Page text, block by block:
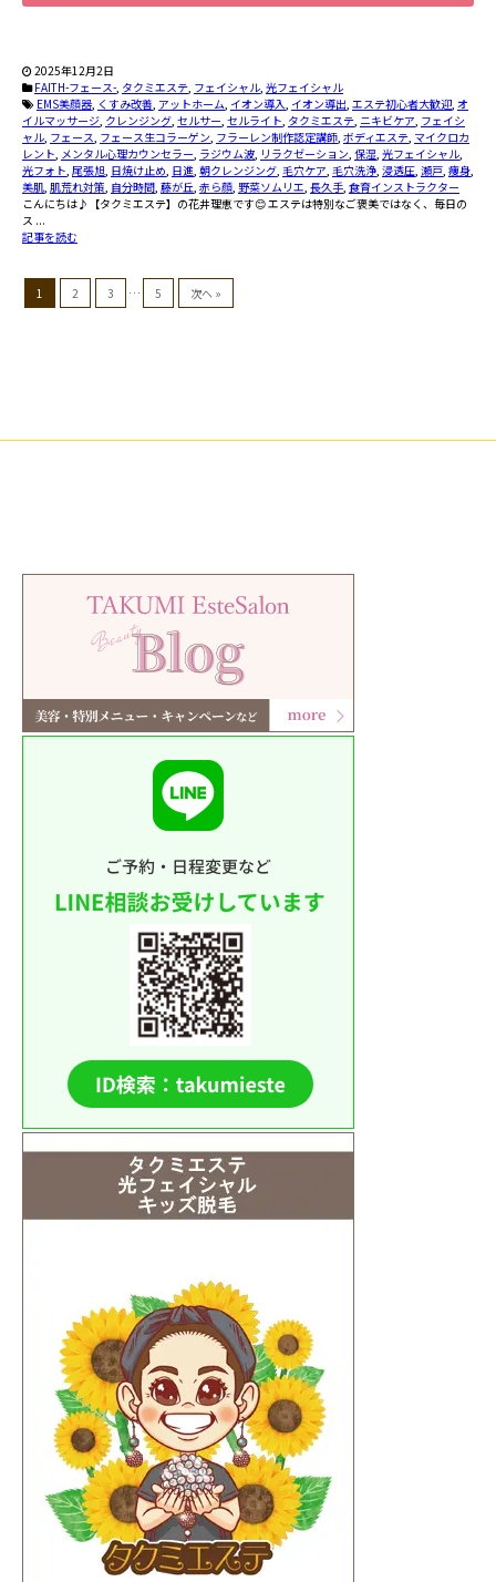
2025年12月2日
FAITH-フェース-, タクミエステ, フェイシャル, 光フェイシャル
EMS美顔器, くすみ改善, アットホーム, イオン導入, イオン導出, エステ初心者大歓迎, オ
イルマッサージ, クレンジング, セルサー, セルライト, タクミエステ, ニキビケア, フェイシ
ャル, フェース, フェース生コラーゲン, フラーレン制作認定講師, ボディエステ, マイクロカ
レント, メンタル心理カウンセラー, ラジウム波, リラクゼーション, 保湿, 光フェイシャル,
光フォト, 尾張旭, 日焼け止め, 日進, 朝クレンジング, 毛穴ケア, 毛穴洗浄, 浸透圧, 瀬戸, 痩身,
美肌, 肌荒れ対策, 自分時間, 藤が丘, 赤ら顔, 野菜ソムリエ, 長久手, 食育インストラクター
こんにちは♪【タクミエステ】の花井理恵です😊 エステは特別なご褒美ではなく、毎日の
ス ...
記事を読む
1 2 3 … 5 次へ »